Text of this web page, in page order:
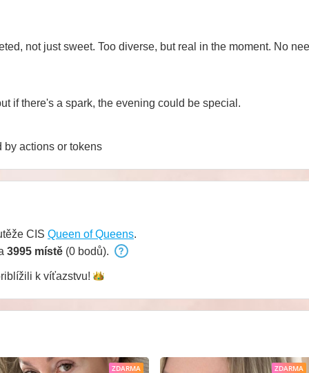
not just sweet. Too diverse, but real in the moment. No
if there's a spark, the evening could be special.
by actions or tokens
CIS Queen of Queens.
3995 místě (0 bodů).
k víťazstvu!
ZDARMA ZDARMA